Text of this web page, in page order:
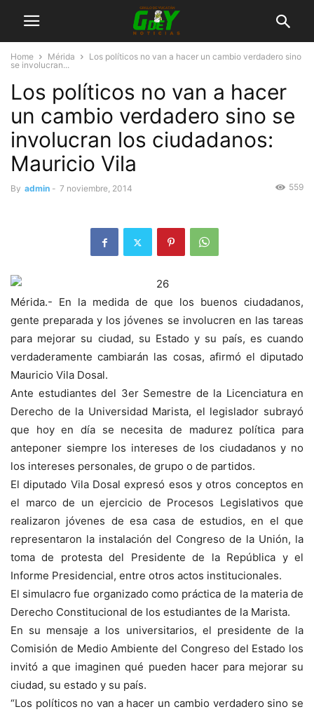
Home Mérida
Los políticos no van a hacer un cambio verdadero sino
se involucran...
Los políticos no van a hacer
un cambio verdadero sino se
involucran los ciudadanos:
Mauricio Vila
By admin - 7 noviembre, 2014 559
Mérida.- En la medida de que los buenos ciudadanos,
gente preparada y los jóvenes se involucren en las tareas
para mejorar su ciudad, su Estado y su país, es cuando
verdaderamente cambiarán las cosas, afirmó el diputado
Mauricio Vila Dosal.
Ante estudiantes del 3er Semestre de la Licenciatura en
Derecho de la Universidad Marista, el legislador subrayó
que hoy en día se necesita de madurez política para
anteponer siempre los intereses de los ciudadanos y no
los intereses personales, de grupo o de partidos.
El diputado Vila Dosal expresó esos y otros conceptos en
el marco de un ejercicio de Procesos Legislativos que
realizaron jóvenes de esa casa de estudios, en el que
representaron la instalación del Congreso de la Unión, la
toma de protesta del Presidente de la República y el
Informe Presidencial, entre otros actos institucionales.
El simulacro fue organizado como práctica de la materia de
Derecho Constitucional de los estudiantes de la Marista.
En su mensaje a los universitarios, el presidente de la
Comisión de Medio Ambiente del Congreso del Estado los
invitó a que imaginen qué pueden hacer para mejorar su
ciudad, su estado y su país.
“Los políticos no van a hacer un cambio verdadero sino se